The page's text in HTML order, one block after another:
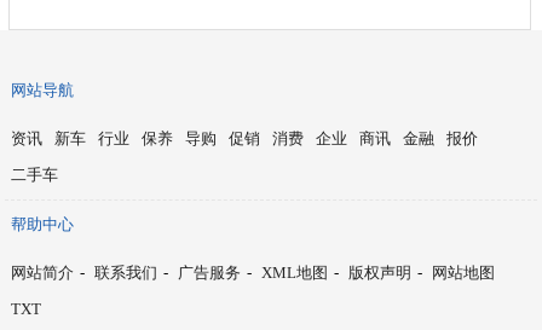
网站导航
资讯 新车 行业 保养 导购 促销 消费 企业 商讯 金融
报价
二手车
帮助中心
网站简介 - 联系我们 - 广告服务 - XML地图 - 版权声明 -
网站地图
TXT